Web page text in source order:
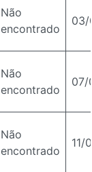
Não
encontrado
03/
Não
encontrado
07/
Não
encontrado
11/